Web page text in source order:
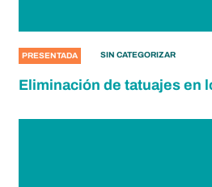
PRESENTADA SIN CATEGORIZAR
Eliminación de tatuajes en